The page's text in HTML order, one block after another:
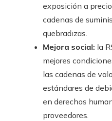
exposición a
cadenas de
quebradizas.
Mejora social: la
mejores
las cadenas de
estándares de
en derechos
proveedores.